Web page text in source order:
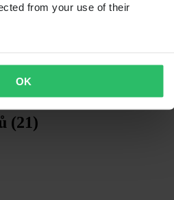
from your use of their
OK
(21)